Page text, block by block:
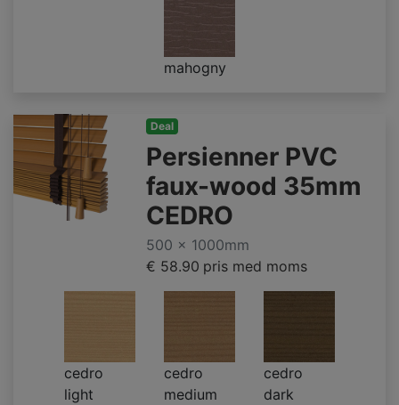
mahogny
Deal
Persienner PVC
faux-wood 35mm
CEDRO
500 x 1000mm
€ 58.90 pris med moms
cedro
light
cedro
medium
cedro
dark